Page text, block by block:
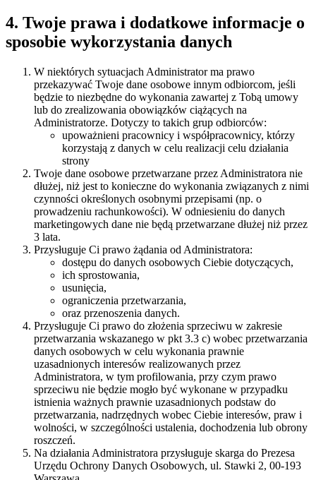
4. Twoje prawa i dodatkowe informacje o
sposobie wykorzystania danych
W niektórych sytuacjach Administrator ma prawo
przekazywać Twoje dane osobowe innym odbiorcom, jeśli
będzie to niezbędne do wykonania zawartej z Tobą umowy
lub do zrealizowania obowiązków ciążących na
Administratorze. Dotyczy to takich grup odbiorców:
upoważnieni pracownicy i współpracownicy, którzy
korzystają z danych w celu realizacji celu działania
strony
Twoje dane osobowe przetwarzane przez Administratora nie
dłużej, niż jest to konieczne do wykonania związanych z nimi
czynności określonych osobnymi przepisami (np. o
prowadzeniu rachunkowości). W odniesieniu do danych
marketingowych dane nie będą przetwarzane dłużej niż przez
3 lata.
Przysługuje Ci prawo żądania od Administratora:
dostępu do danych osobowych Ciebie dotyczących,
ich sprostowania,
usunięcia,
ograniczenia przetwarzania,
oraz przenoszenia danych.
Przysługuje Ci prawo do złożenia sprzeciwu w zakresie
przetwarzania wskazanego w pkt 3.3 c) wobec przetwarzania
danych osobowych w celu wykonania prawnie
uzasadnionych interesów realizowanych przez
Administratora, w tym profilowania, przy czym prawo
sprzeciwu nie będzie mogło być wykonane w przypadku
istnienia ważnych prawnie uzasadnionych podstaw do
przetwarzania, nadrzędnych wobec Ciebie interesów, praw i
wolności, w szczególności ustalenia, dochodzenia lub obrony
roszczeń.
Na działania Administratora przysługuje skarga do Prezesa
Urzędu Ochrony Danych Osobowych, ul. Stawki 2, 00-193